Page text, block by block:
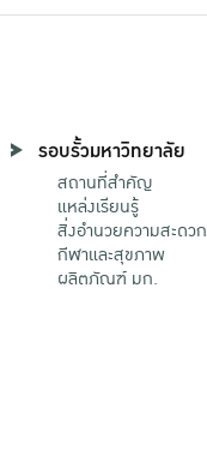
รอบรั้วมหาวิทยาลัย
สถานที่สำคัญ
แหล่งเรียนรู้
สิ่งอำนวยความสะดวก
กีฬาและสุขภาพ
ผลิตภัณฑ์ มก.